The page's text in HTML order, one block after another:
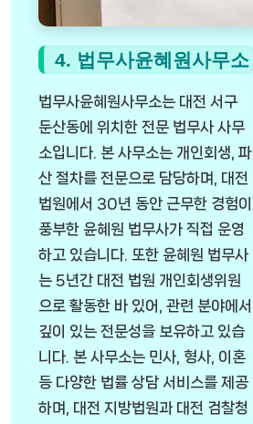
4. 법무사윤혜원사무소
법무사윤혜원사무소는 대전 서구
둔산동에 위치한 전문 법무사 사무
소입니다. 본 사무소는 개인회생, 파
산 절차를 전문으로 담당하며, 대전
법원에서 30년 동안 근무한 경험이
풍부한 윤혜원 법무사가 직접 운영
하고 있습니다. 또한 윤혜원 법무사
는 5년간 대전 법원 개인회생위원
으로 활동한 바 있어, 관련 분야에서
깊이 있는 전문성을 보유하고 있습
니다. 본 사무소는 민사, 형사, 이혼
등 다양한 법률 상담 서비스를 제공
하며, 대전 지방법원과 대전 검찰청